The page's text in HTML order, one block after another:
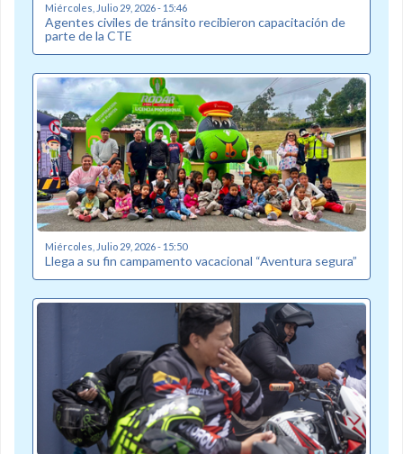
Miércoles, Julio 29, 2026 - 15:46
Agentes civiles de tránsito recibieron capacitación de
parte de la CTE
Miércoles, Julio 29, 2026 - 15:50
Llega a su fin campamento vacacional “Aventura segura”